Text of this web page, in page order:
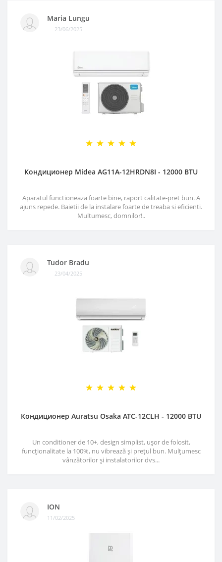
Maria Lungu
23/06/2025
Кондиционер Midea AG11A-12HRDN8I - 12000 BTU
Aparatul functioneaza foarte bine, raport calitate-pret bun. A
ajuns repede. Baietii de la instalare foarte de treaba si eficienti.
Multumesc, domnilor!..
Tudor Bradu
23/04/2025
Кондиционер Auratsu Osaka ATC-12CLH - 12000 BTU
Un conditioner de 10+, design simplist, ușor de folosit,
funcționalitate la 100%, nu vibrează și prețul bun. Mulțumesc
vânzătorilor și instalatorilor dvs...
ION
11/02/2025